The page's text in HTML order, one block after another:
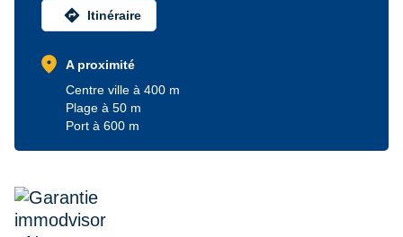
directions Itinéraire
location_on
A proximité
Centre ville à 400 m
Plage à 50 m
Port à 600 m